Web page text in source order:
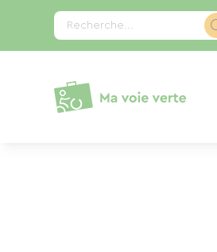
Recherche...
Panneau de gestion des cookies